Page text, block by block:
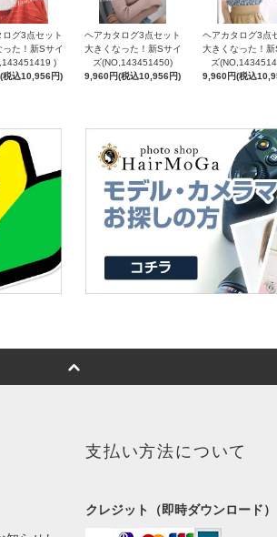
ログ3点セット
った！新Sサイ
)
税込10,956円)
ヘアカタログ3点セット
大きくなった！新Sサイ
ズ(NO,143451450)
9,960円(税込10,956円)
ヘアカタログ3点
大きくなった！新
ズ
9,960円(税込
支払い方法について
クレジット（即時ダウンロード）